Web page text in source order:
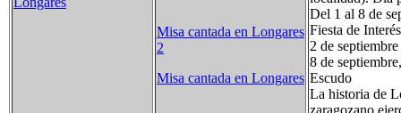
Misa cantada en Longares
2
Misa cantada en Longares
Del 1 al 8 de
Fiesta de
2 de
8 de
Escudo
La historia de
zaragozano